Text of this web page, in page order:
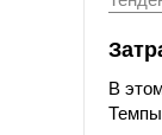
В
Темпы